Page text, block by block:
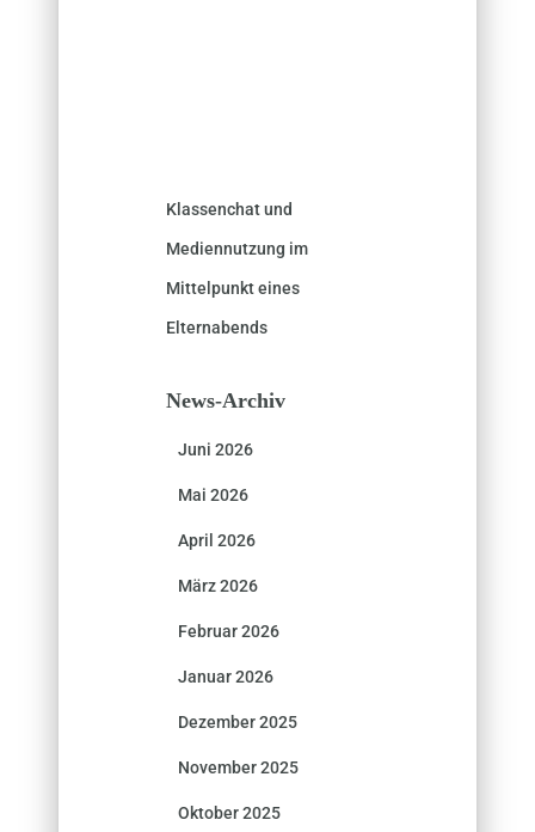
Klassenchat und
Mediennutzung im
Mittelpunkt eines
Elternabends
News-Archiv
Juni 2026
Mai 2026
April 2026
März 2026
Februar 2026
Januar 2026
Dezember 2025
November 2025
Oktober 2025